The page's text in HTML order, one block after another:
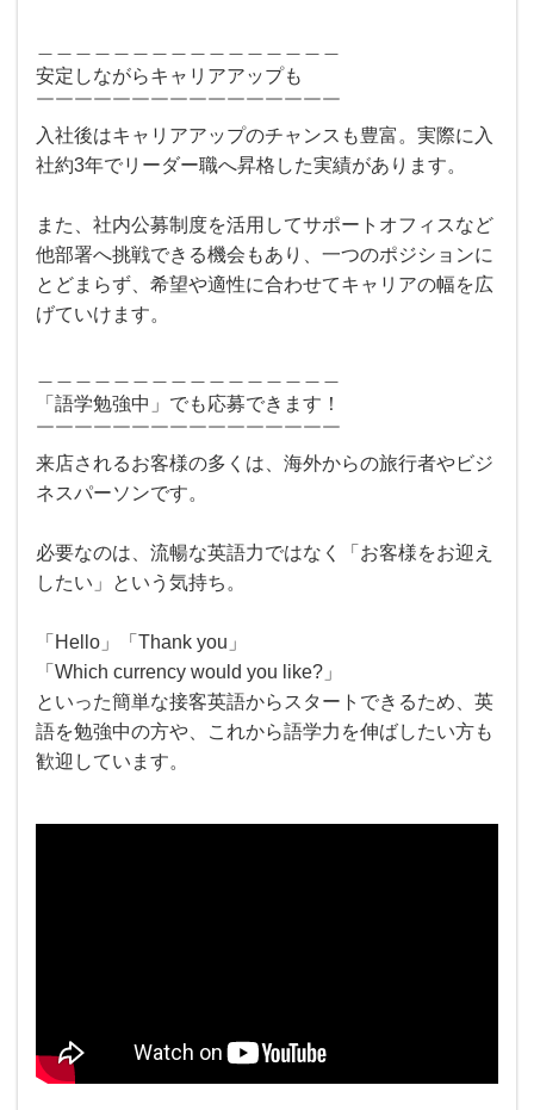
安定しながらキャリアアップも
￣￣￣￣￣￣￣￣￣￣￣￣￣￣￣￣
入社後はキャリアアップのチャンスも豊富。実際に入
社約3年でリーダー職へ昇格した実績があります。
また、社内公募制度を活用してサポートオフィスなど
他部署へ挑戦できる機会もあり、一つのポジションに
とどまらず、希望や適性に合わせてキャリアの幅を広
げていけます。
「語学勉強中」でも応募できます！
￣￣￣￣￣￣￣￣￣￣￣￣￣￣￣￣
来店されるお客様の多くは、海外からの旅行者やビジ
ネスパーソンです。
必要なのは、流暢な英語力ではなく「お客様をお迎え
したい」という気持ち。
「Hello」「Thank you」
「Which currency would you like?」
といった簡単な接客英語からスタートできるため、英
語を勉強中の方や、これから語学力を伸ばしたい方も
歓迎しています。